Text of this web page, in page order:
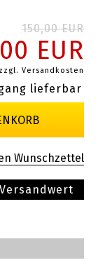
150,00 EUR
EUR
zzgl. Versandkosten
lieferbar